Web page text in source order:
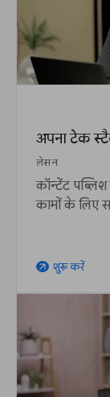
अपना टेक
लेसन
कॉन्टेंट
कामों के लिए
arrow_outward शुरू करें